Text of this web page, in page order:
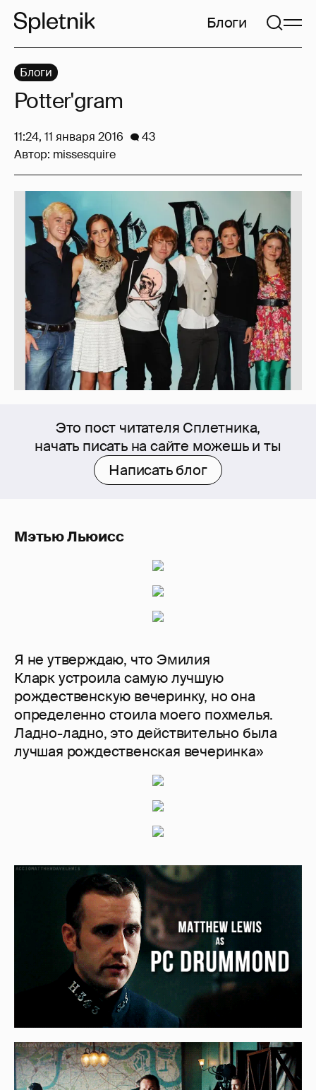
Блоги
Это пост читателя Сплетника,
начать писать на сайте можешь и ты
Написать блог
Мэтью Льюисс
Я не утверждаю, что Эмилия
Кларк устроила самую лучшую
рождественскую вечеринку, но она
определенно стоила моего похмелья.
Ладно-ладно, это действительно была
лучшая рождественская вечеринка»
Блоги
Potter'gram
11:24, 11 января 2016
43
Автор: missesquire